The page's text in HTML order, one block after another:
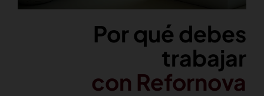
Por qué debes
trabajar
con Refornova